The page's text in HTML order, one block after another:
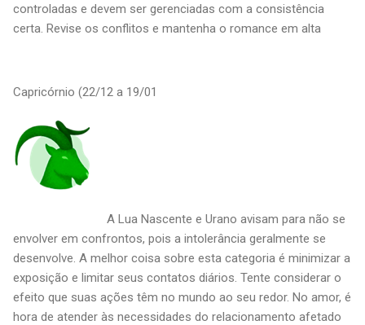
controladas e devem ser gerenciadas com a consistência
certa. Revise os conflitos e mantenha o romance em alta
Capricórnio (22/12 a 19/01
A Lua Nascente e Urano avisam para não se
envolver em confrontos, pois a intolerância geralmente se
desenvolve. A melhor coisa sobre esta categoria é minimizar a
exposição e limitar seus contatos diários. Tente considerar o
efeito que suas ações têm no mundo ao seu redor. No amor, é
hora de atender às necessidades do relacionamento afetado